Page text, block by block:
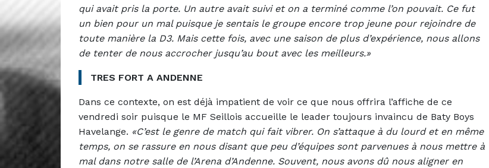
qui avait pris la porte. Un autre avait suivi et on a terminé comme l’on pouvait. Ce fut
un bien pour un mal puisque je sentais le groupe encore trop jeune pour rejoindre de
toute manière la D3. Mais cette fois, avec une saison de plus d’expérience, nous allons
de tenter de nous accrocher jusqu’au bout avec les meilleurs.»
TRES FORT A ANDENNE
Dans ce contexte, on est déjà impatient de voir ce que nous offrira l’affiche de ce
vendredi soir puisque le MF Seillois accueille le leader toujours invaincu de Baty Boys
Havelange. «C’est le genre de match qui fait vibrer. On s’attaque à du lourd et en même
temps, on se rassure en nous disant que peu d’équipes sont parvenues à nous mettre à
mal dans notre salle de l’Arena d’Andenne. Souvent, nous avons dû nous aligner en